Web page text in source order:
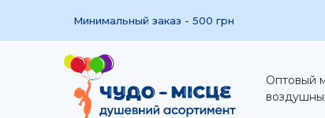
Минимальный заказ - 500 грн
Оптовый